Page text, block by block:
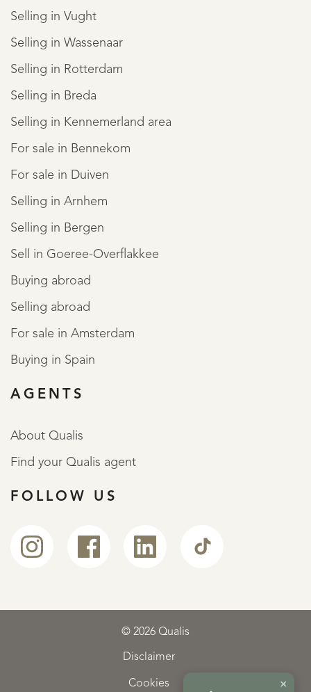
Selling in Vught
Selling in Wassenaar
Selling in Rotterdam
Selling in Breda
Selling in Kennemerland area
For sale in Bennekom
For sale in Duiven
Selling in Arnhem
Selling in Bergen
Sell in Goeree-Overflakkee
Buying abroad
Selling abroad
For sale in Amsterdam
Buying in Spain
AGENTS
About Qualis
Find your Qualis agent
FOLLOW US
© 2026 Qualis
Disclaimer
Cookies ×